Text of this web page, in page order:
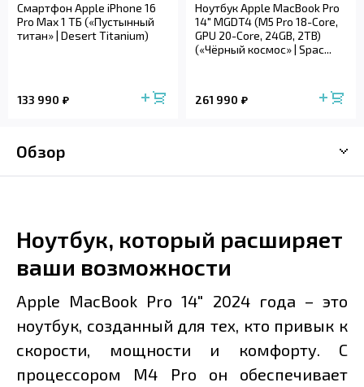
Смартфон Apple iPhone 16
Pro Max 1 ТБ («Пустынный
титан» | Desert Titanium)
133 990
Ноутбук Apple MacBook Pro
14" MGDT4 (M5 Pro 18-Core,
GPU 20-Core, 24GB, 2TB)
(«Чёрный космос» | Spac...
261 990
Обзор
Ноутбук, который расширяет
ваши возможности
Apple MacBook Pro 14" 2024 года – это
ноутбук, созданный для тех, кто привык к
скорости, мощности и комфорту. С
процессором M4 Pro он обеспечивает